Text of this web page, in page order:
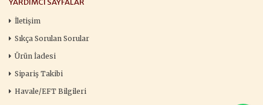
İletişim
Sıkça Sorulan Sorular
Ürün İadesi
Sipariş Takibi
Havale/EFT Bilgileri